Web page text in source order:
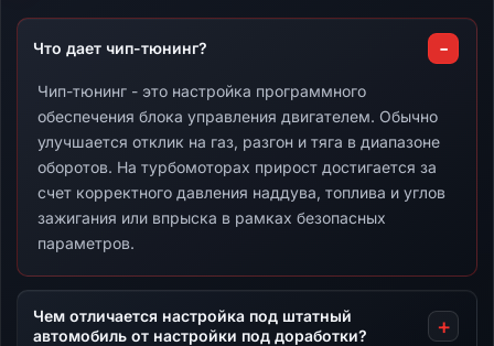
Что дает чип-тюнинг?
Чип-тюнинг - это настройка программного
обеспечения блока управления двигателем. Обычно
улучшается отклик на газ, разгон и тяга в диапазоне
оборотов. На турбомоторах прирост достигается за
счет корректного давления наддува, топлива и углов
зажигания или впрыска в рамках безопасных
параметров.
Чем отличается настройка под штатный
автомобиль от настройки под доработки?